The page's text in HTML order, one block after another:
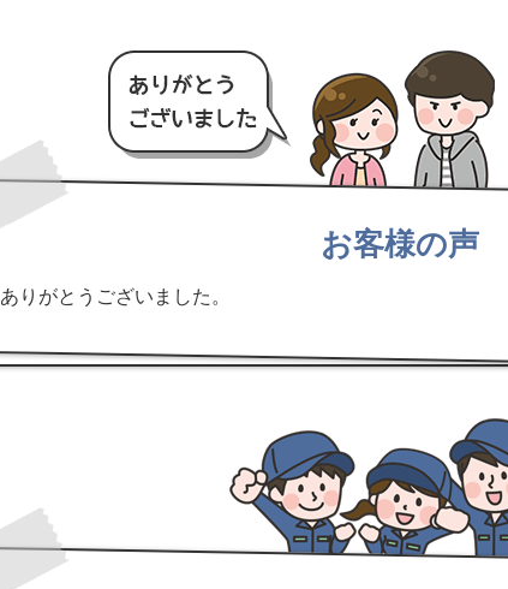
お客様の声
ありがとうございました。